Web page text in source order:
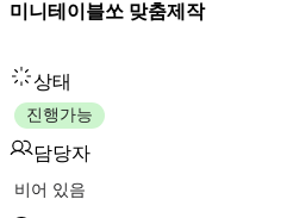
미니테이블쏘 맞춤제작
상태
진행가능
담당자
비어 있음